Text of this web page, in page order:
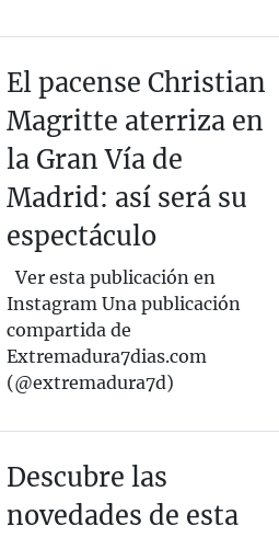
El pacense Christian
Magritte aterriza en
la Gran Vía de
Madrid: así será su
espectáculo
Ver esta publicación en
Instagram Una publicación
compartida de
Extremadura7dias.com
(@extremadura7d)
Descubre las
novedades de esta